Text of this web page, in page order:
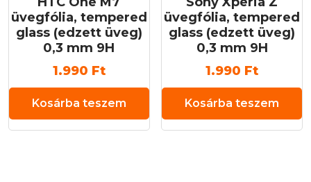
üvegfólia, tempered
glass (edzett üveg)
0,3 mm 9H
1.990 Ft
Kosárba teszem
üvegfólia, tempered
glass (edzett üveg)
0,3 mm 9H
1.990 Ft
Kosárba teszem